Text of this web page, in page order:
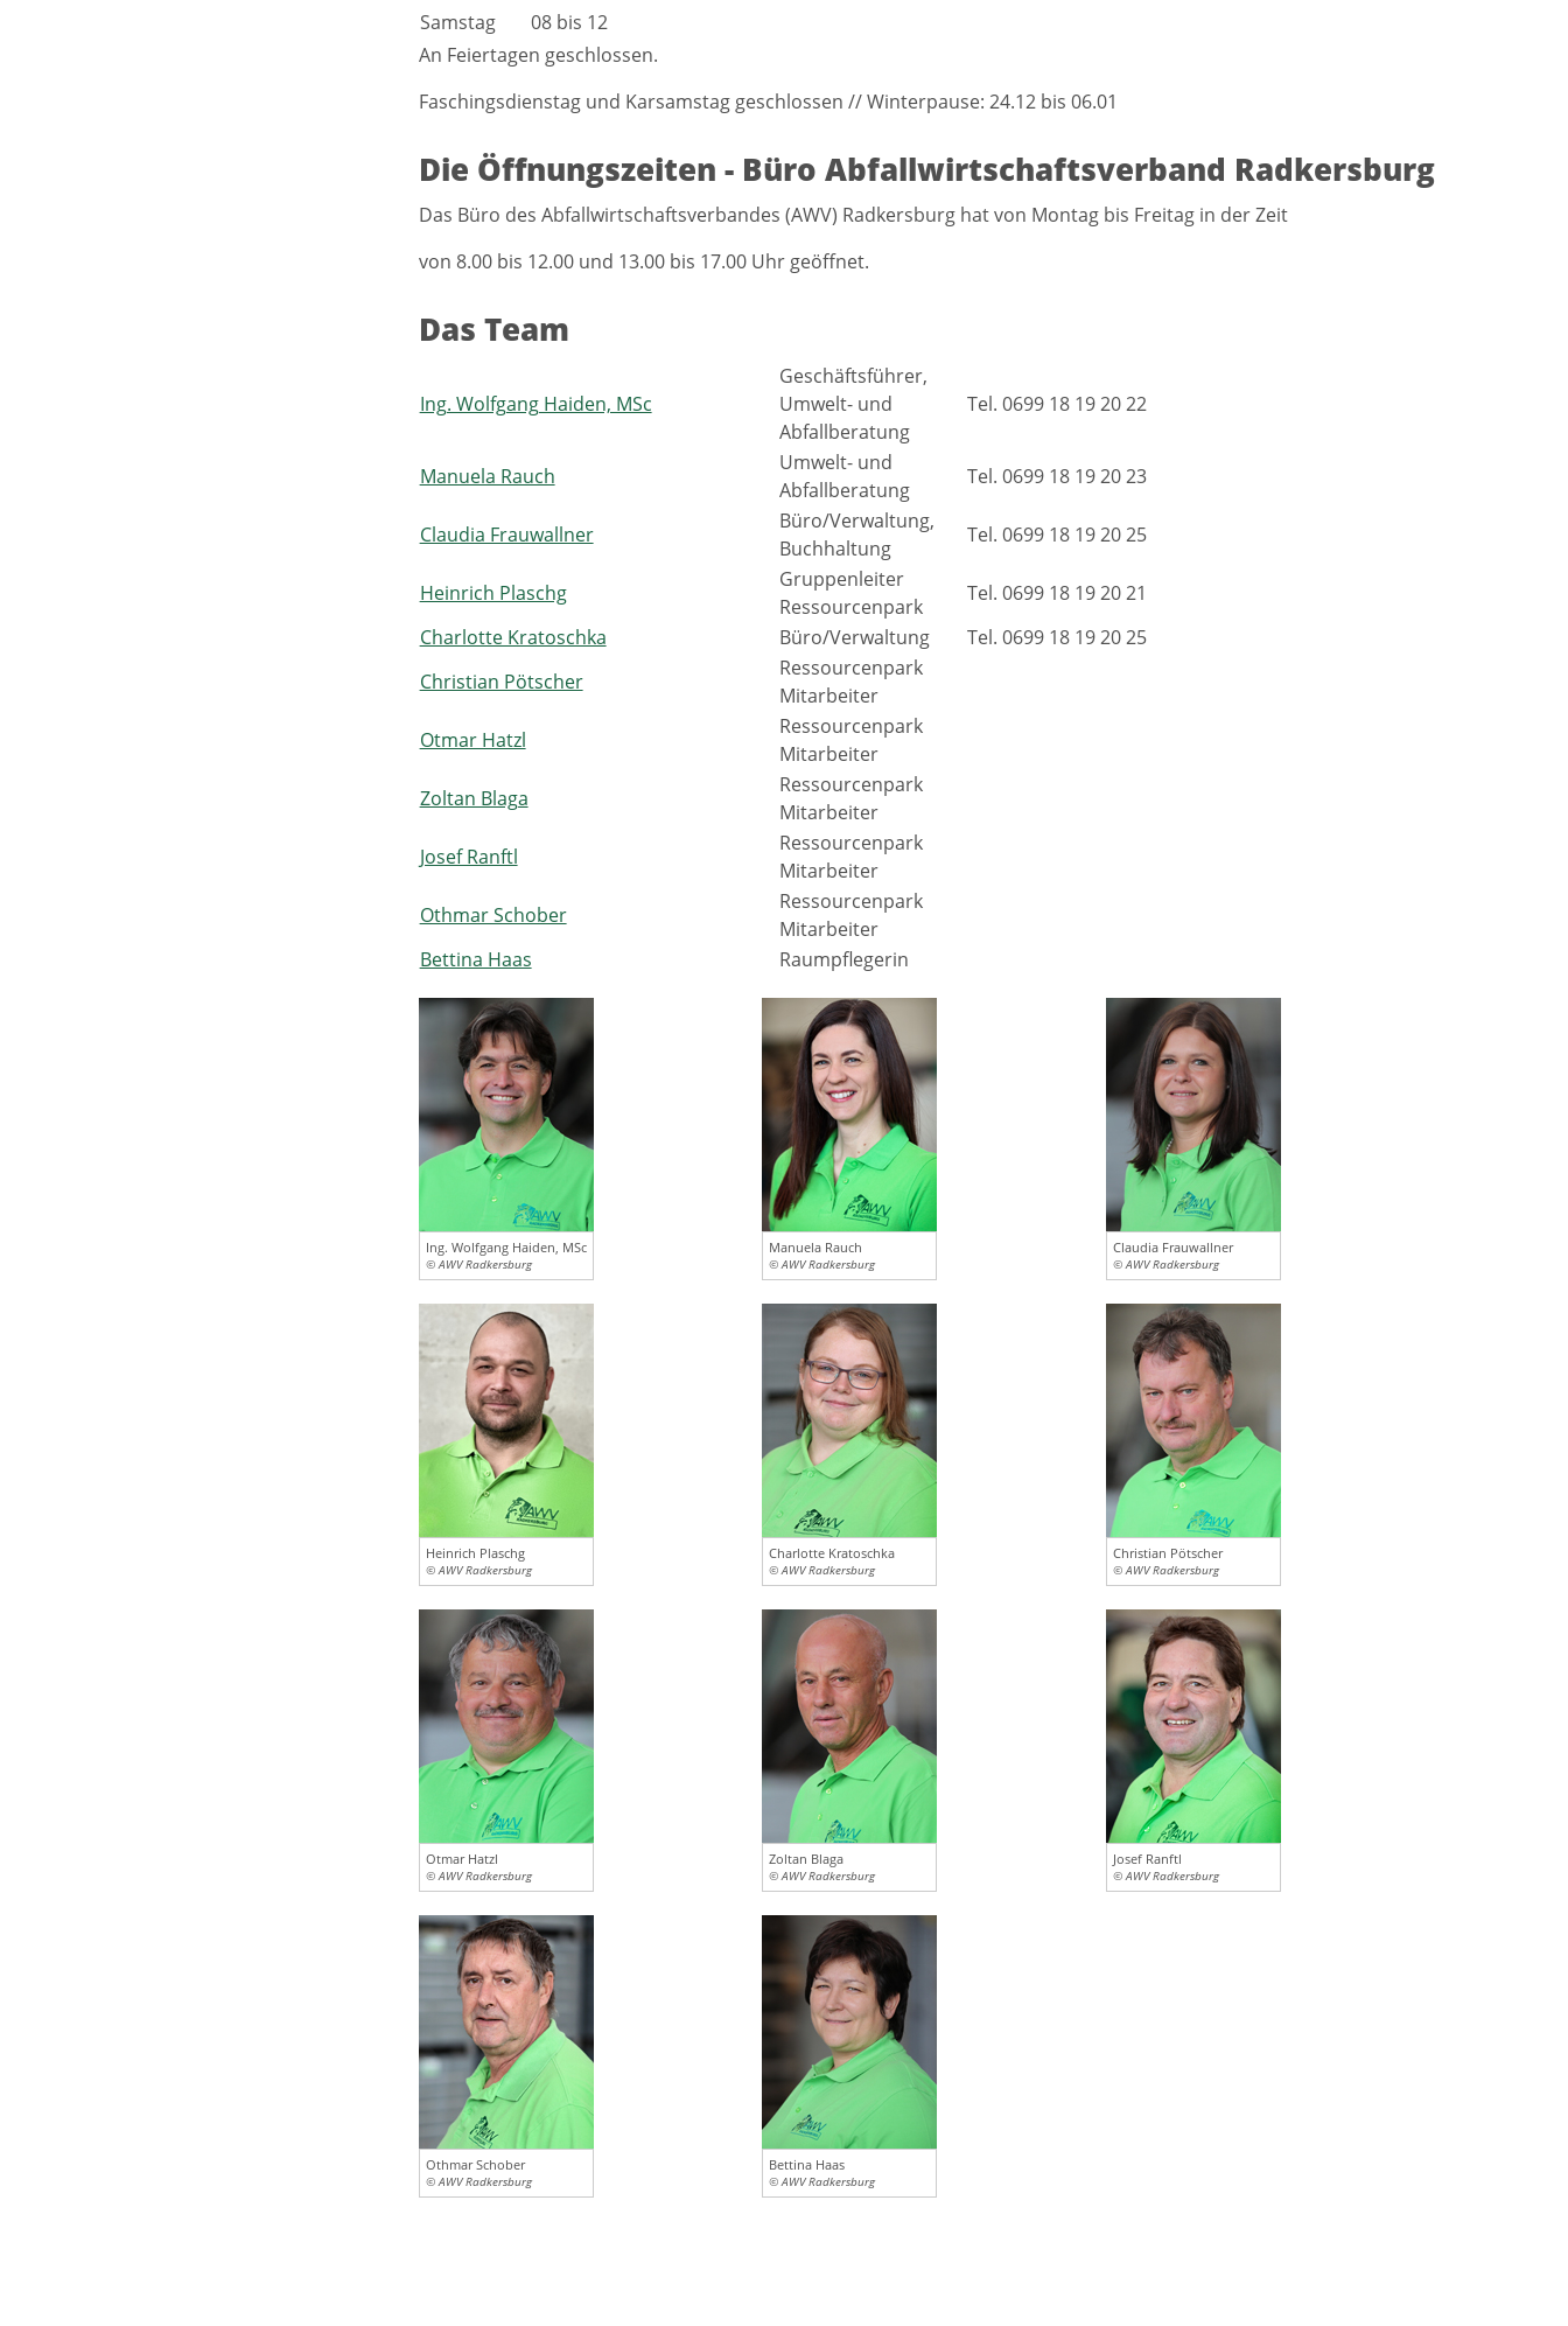
Samstag
08 bis 12
An Feiertagen geschlossen.
Faschingsdienstag und Karsamstag geschlossen // Winterpause: 24.12 bis 06.01
Die Öffnungszeiten - Büro Abfallwirtschaftsverband Radkersburg
Das Büro des Abfallwirtschaftsverbandes (AWV) Radkersburg hat von Montag bis Freitag in der Zeit
von 8.00 bis 12.00 und 13.00 bis 17.00 Uhr geöffnet.
Das Team
Ing. Wolfgang Haiden, MSc
Geschäftsführer,
Umwelt- und
Abfallberatung
Tel. 0699 18 19 20 22
Manuela Rauch
Umwelt- und
Abfallberatung
Tel. 0699 18 19 20 23
Claudia Frauwallner
Büro/Verwaltung,
Buchhaltung
Tel. 0699 18 19 20 25
Heinrich Plaschg
Gruppenleiter
Ressourcenpark
Tel. 0699 18 19 20 21
Charlotte Kratoschka
Büro/Verwaltung
Tel. 0699 18 19 20 25
Christian Pötscher
Ressourcenpark
Mitarbeiter
Otmar Hatzl
Ressourcenpark
Mitarbeiter
Zoltan Blaga
Ressourcenpark
Mitarbeiter
Josef Ranftl
Ressourcenpark
Mitarbeiter
Othmar Schober
Ressourcenpark
Mitarbeiter
Bettina Haas
Raumpflegerin
Ing. Wolfgang Haiden, MSc
© AWV Radkersburg
Manuela Rauch
© AWV Radkersburg
Claudia Frauwallner
© AWV Radkersburg
Heinrich Plaschg
© AWV Radkersburg
Charlotte Kratoschka
© AWV Radkersburg
Christian Pötscher
© AWV Radkersburg
Otmar Hatzl
© AWV Radkersburg
Zoltan Blaga
© AWV Radkersburg
Josef Ranftl
© AWV Radkersburg
Othmar Schober
© AWV Radkersburg
Bettina Haas
© AWV Radkersburg